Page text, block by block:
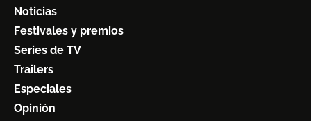
Noticias
Festivales y premios
Series de TV
Trailers
Especiales
Opinión